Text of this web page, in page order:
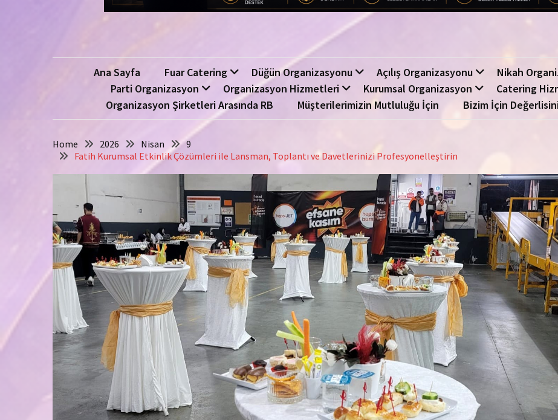
Ana Sayfa Fuar Catering Düğün Organizasyonu Açılış Organizasyonu Nikah
Parti Organizasyon
Organizasyon Hizmetleri Kurumsal Organizasyon Catering
Organizasyon Şirketleri Arasında RB
Müşterilerimizin Mutluluğu İçin Bizim İçin
Home 2026 Nisan
9
Fatih Kurumsal Etkinlik Çözümleri ile Lansman, Toplantı ve Davetlerinizi Profesyonelleştirin